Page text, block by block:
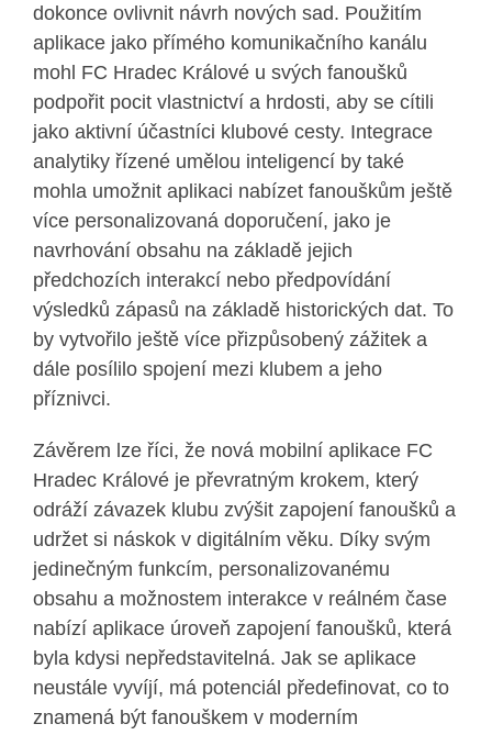
dokonce ovlivnit návrh nových sad. Použitím
aplikace jako přímého komunikačního kanálu
mohl FC Hradec Králové u svých fanoušků
podpořit pocit vlastnictví a hrdosti, aby se cítili
jako aktivní účastníci klubové cesty. Integrace
analytiky řízené umělou inteligencí by také
mohla umožnit aplikaci nabízet fanouškům ještě
více personalizovaná doporučení, jako je
navrhování obsahu na základě jejich
předchozích interakcí nebo předpovídání
výsledků zápasů na základě historických dat. To
by vytvořilo ještě více přizpůsobený zážitek a
dále posílilo spojení mezi klubem a jeho
příznivci.
Závěrem lze říci, že nová mobilní aplikace FC
Hradec Králové je převratným krokem, který
odráží závazek klubu zvýšit zapojení fanoušků a
udržet si náskok v digitálním věku. Díky svým
jedinečným funkcím, personalizovanému
obsahu a možnostem interakce v reálném čase
nabízí aplikace úroveň zapojení fanoušků, která
byla kdysi nepředstavitelná. Jak se aplikace
neustále vyvíjí, má potenciál předefinovat, co to
znamená být fanouškem v moderním